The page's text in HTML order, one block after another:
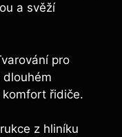
a svěží
pro
dlouhém
řidiče.
z hliníku